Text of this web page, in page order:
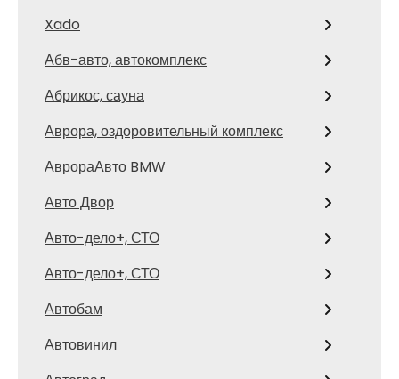
Xado
Абв-авто, автокомплекс
Абрикос, сауна
Аврора, оздоровительный комплекс
АврораАвто BMW
Авто Двор
Авто-дело+, СТО
Авто-дело+, СТО
Автобам
Автовинил